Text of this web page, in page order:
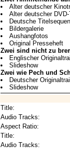
Alter deutscher
Alter deutscher
Deutsche
Bildergalerie
Aushangfotos
Original Presseheft
Zwei sind nicht zu
Englischer
Slideshow
Zwei wie Pech und
Deutscher
Slideshow
Title:
Audio Tracks:
Aspect Ratio:
Title:
Audio Tracks: